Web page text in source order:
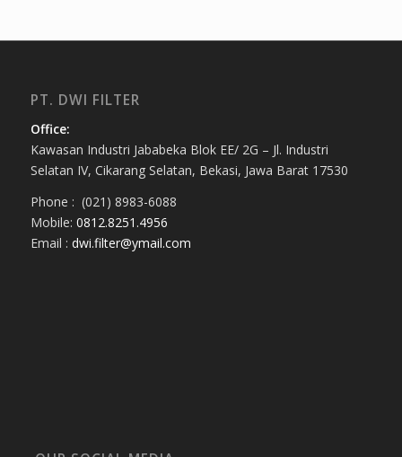
PT. DWI FILTER
Office:
Kawasan Industri Jababeka Blok EE/ 2G – Jl. Industri
Selatan IV, Cikarang Selatan, Bekasi, Jawa Barat 17530
Phone : (021) 8983-6088
Mobile: 0812.8251.4956
Email : dwi.filter@ymail.com